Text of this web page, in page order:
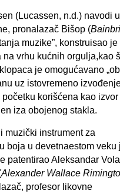
(Lucassen, n.d.) navodi
pronalazač Bišop (
muzike”, konstruisao
na vrhu kućnih orgulja,kao
je omogućavano
uz istovremeno
korišćena kao
iza obojenog stakla.
muzički instrument za
boja u devetnaestom veku
patentirao Aleksandar
Alexander Wallace
profesor likovne